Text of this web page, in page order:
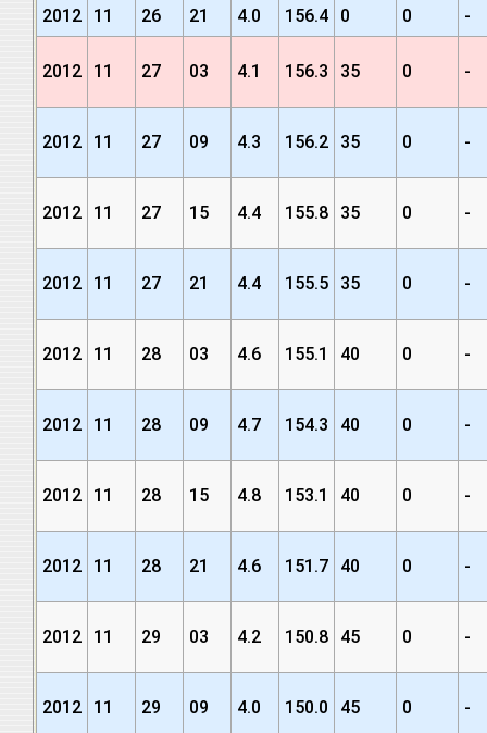
2012
11 26 21 4.0 156.4 0 0 -
2012 11 27 03 4.1 156.3 35 0 -
2012 11 27 09 4.3 156.2 35 0 -
2012 11 27 15 4.4 155.8 35 0 -
2012 11 27 21 4.4 155.5 35 0 -
2012 11 28 03 4.6 155.1 40 0 -
2012 11 28 09 4.7 154.3 40 0 -
2012 11 28 15 4.8 153.1 40 0 -
2012 11 28 21 4.6 151.7 40 0 -
2012 11 29 03 4.2 150.8 45 0 -
2012 11 29 09 4.0 150.0 45 0 -